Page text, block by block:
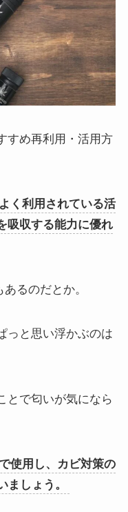
すめ再利用・活用方
く利用されている活
吸収する能力に優れ
あるのだとか。
っと思い浮かぶのは
とで匂いが気になら
使用し、カビ対策の
ましょう。